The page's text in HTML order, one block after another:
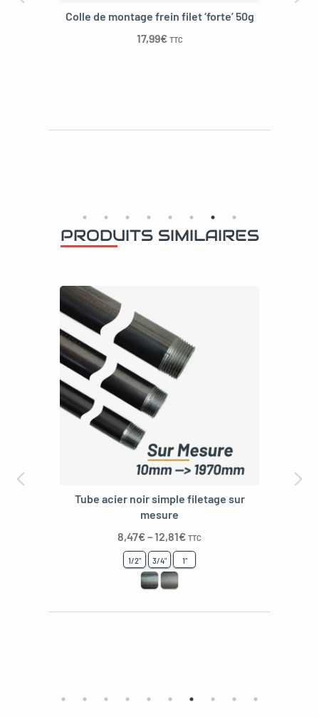
Colle de montage frein filet ‘forte’ 50g
17,99€ TTC
PRODUITS SIMILAIRES
Tube acier noir simple filetage sur
mesure
8,47€–12,81€ TTC
1/2" 3/4" 1"